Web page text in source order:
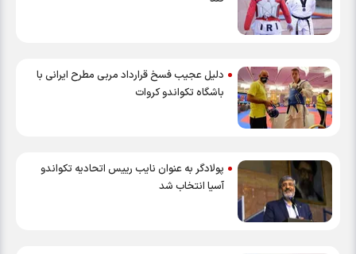
دلیل عجیب فسخ قرارداد مربی مطرح ایرانی با
باشگاه تکواندو کروات
پولادگر به عنوان نایب رییس اتحادیه تکواندو
آسیا انتخاب شد